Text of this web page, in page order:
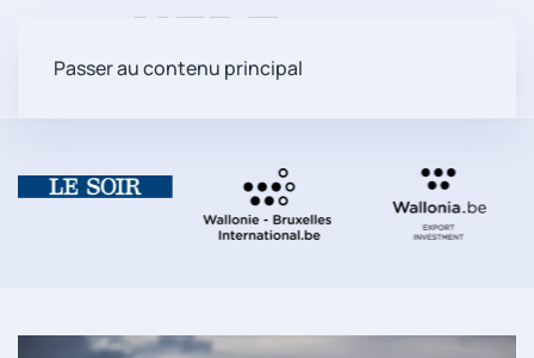
Passer au contenu principal